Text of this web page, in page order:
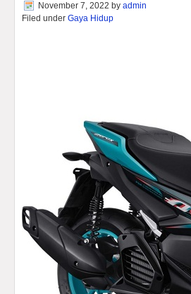
November 7, 2022 by admin
Filed under Gaya Hidup